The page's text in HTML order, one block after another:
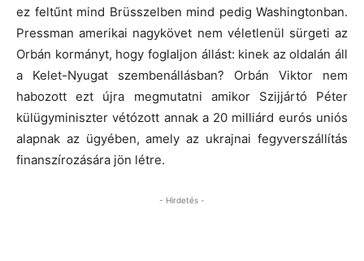
ez feltűnt mind Brüsszelben mind pedig Washingtonban.
Pressman amerikai nagykövet nem véletlenül sürgeti az
Orbán kormányt, hogy foglaljon állást: kinek az oldalán áll
a Kelet-Nyugat szembenállásban? Orbán Viktor nem
habozott ezt újra megmutatni amikor Szijjártó Péter
külügyminiszter vétózott annak a 20 milliárd eurós uniós
alapnak az ügyében, amely az ukrajnai fegyverszállítás
finanszírozására jön létre.
- Hirdetés -